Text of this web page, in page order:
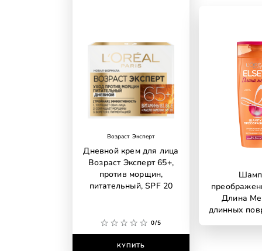
Возраст Эксперт
Дневной крем для лица
Возраст Эксперт 65+,
против морщин,
питательный, SPF 20
0/5
КУПИТЬ
Длина
длинных